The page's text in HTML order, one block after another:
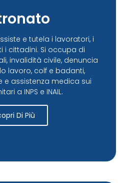
e tutela i lavoratori, i
i cittadini. Si occupa di
invalidità civile, denuncia
lavoro, colf e badanti,
e assistenza medica sui
a INPS e INAIL.
Di Più